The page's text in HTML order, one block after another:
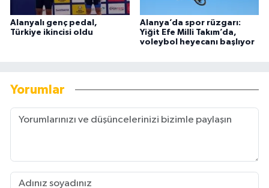
Alanyalı genç pedal,
Türkiye ikincisi oldu
Alanya’da spor rüzgarı:
Yiğit Efe Milli Takım’da,
voleybol heyecanı başlıyor
Yorumlar